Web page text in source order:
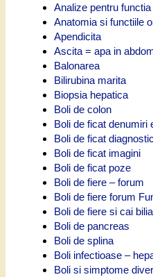
Analize pentru
Anatomia si functiile
Apendicita
Ascita = apa in
Balonarea
Bilirubina marita
Biopsia hepatica
Boli de colon
Boli de ficat denumiri
Boli de ficat
Boli de ficat imagini
Boli de ficat poze
Boli de fiere – forum
Boli de fiere forum
Boli de fiere si cai
Boli de pancreas
Boli de splina
Boli infectioase –
Boli si simptome